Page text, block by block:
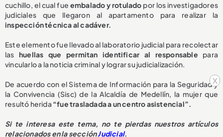
x
cuchillo, el cual fue embalado y rotulado por los investigadores
judiciales que llegaron al apartamento para realizar la
inspección técnica al cadáver.
Este elemento fue llevado al laboratorio judicial para recolectar
lashuellas que permitan identificar al responsable para
vincularlo a la noticia criminal y lograr su judicialización.
De acuerdo con el Sistema de Información para la Seguridad y
la Convivencia (Sisc) de la Alcaldía de Medellín, la mujer que
resultó herida “fue trasladada a un centro asistencial”.
Si te interesa este tema, no te pierdas nuestros artículos
relacionados en la secciónJudicial.